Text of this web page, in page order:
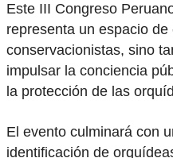
Este III Congreso
representa un espacio
conservacionistas, sino
impulsar la conciencia
la protección de las
El evento culminará con
identificación de